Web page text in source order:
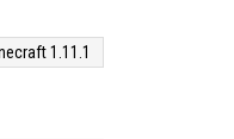
1.11.1